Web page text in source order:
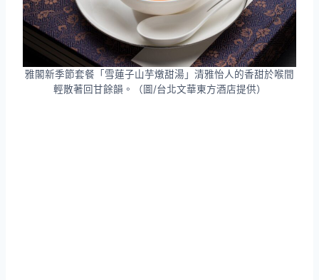
雅閣新季節套餐「雪蓮子山芋燉甜湯」清雅怡人的香甜於喉間
輕散著回甘餘韻。（圖/台北文華東方酒店提供）